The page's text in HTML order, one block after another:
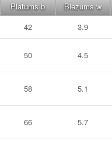
Platums b Biezums w
42 3.9
50 4.5
58 5.1
66 5.7